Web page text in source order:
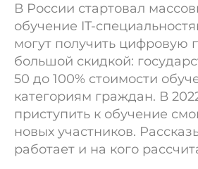
В России стартовал
обучение IT-
могут получить цифровую
большой скидкой:
50 до 100% стоимости
категориям граждан. В
приступить к обучение
новых участников.
работает и на кого